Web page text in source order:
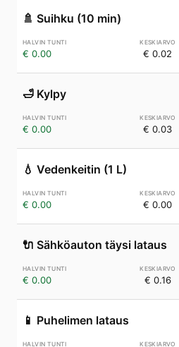
🚿 Suihku (10 min)
€ 0.00 € 0.02
🛁 Kylpy
€ 0.00 € 0.03
💧 Vedenkeitin (1 L)
€ 0.00 € 0.00
🔌 Sähköauton täysi lataus
€ 0.00 € 0.16
📱 Puhelimen lataus